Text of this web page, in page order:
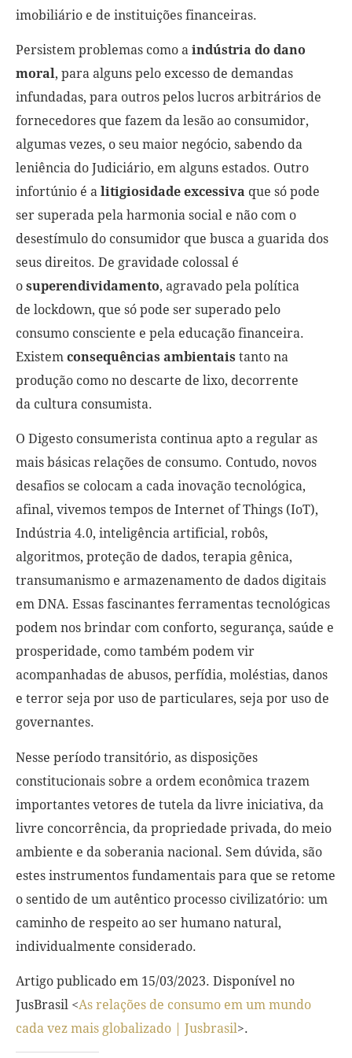
imobiliário e de instituições financeiras.
Persistem problemas como a indústria do dano
moral, para alguns pelo excesso de demandas
infundadas, para outros pelos lucros arbitrários de
fornecedores que fazem da lesão ao consumidor,
algumas vezes, o seu maior negócio, sabendo da
leniência do Judiciário, em alguns estados. Outro
infortúnio é a litigiosidade excessiva que só pode
ser superada pela harmonia social e não com o
desestímulo do consumidor que busca a guarida dos
seus direitos. De gravidade colossal é
o superendividamento, agravado pela política
de lockdown, que só pode ser superado pelo
consumo consciente e pela educação financeira.
Existem consequências ambientais tanto na
produção como no descarte de lixo, decorrente
da cultura consumista.
O Digesto consumerista continua apto a regular as
mais básicas relações de consumo. Contudo, novos
desafios se colocam a cada inovação tecnológica,
afinal, vivemos tempos de Internet of Things (IoT),
Indústria 4.0, inteligência artificial, robôs,
algoritmos, proteção de dados, terapia gênica,
transumanismo e armazenamento de dados digitais
em DNA. Essas fascinantes ferramentas tecnológicas
podem nos brindar com conforto, segurança, saúde e
prosperidade, como também podem vir
acompanhadas de abusos, perfídia, moléstias, danos
e terror seja por uso de particulares, seja por uso de
governantes.
Nesse período transitório, as disposições
constitucionais sobre a ordem econômica trazem
importantes vetores de tutela da livre iniciativa, da
livre concorrência, da propriedade privada, do meio
ambiente e da soberania nacional. Sem dúvida, são
estes instrumentos fundamentais para que se retome
o sentido de um autêntico processo civilizatório: um
caminho de respeito ao ser humano natural,
individualmente considerado.
Artigo publicado em 15/03/2023. Disponível no
JusBrasil <As relações de consumo em um mundo
cada vez mais globalizado | Jusbrasil>.